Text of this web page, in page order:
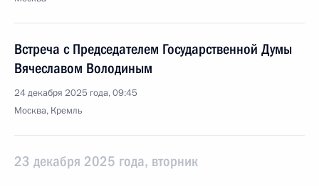
Встреча с Председателем Государственной Думы
Вячеславом Володиным
24 декабря 2025 года, 09:45
Москва, Кремль
23 декабря 2025 года, вторник